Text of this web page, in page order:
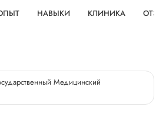
НАВЫКИ КЛИНИКА
Медицинский